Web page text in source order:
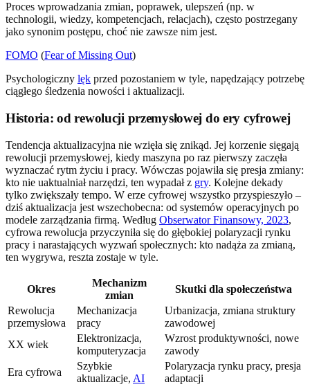
Proces wprowadzania zmian, poprawek, ulepszeń (np. w
technologii, wiedzy, kompetencjach, relacjach), często postrzegany
jako synonim postępu, choć nie zawsze nim jest.
FOMO (Fear of Missing Out)
Psychologiczny lęk przed pozostaniem w tyle, napędzający potrzebę
ciągłego śledzenia nowości i aktualizacji.
Historia: od rewolucji przemysłowej do ery cyfrowej
Tendencja aktualizacyjna nie wzięła się znikąd. Jej korzenie sięgają
rewolucji przemysłowej, kiedy maszyna po raz pierwszy zaczęła
wyznaczać rytm życiu i pracy. Wówczas pojawiła się presja zmiany:
kto nie uaktualniał narzędzi, ten wypadał z gry. Kolejne dekady
tylko zwiększały tempo. W erze cyfrowej wszystko przyspieszyło –
dziś aktualizacja jest wszechobecna: od systemów operacyjnych po
modele zarządzania firmą. Według Obserwator Finansowy, 2023,
cyfrowa rewolucja przyczyniła się do głębokiej polaryzacji rynku
pracy i narastających wyzwań społecznych: kto nadąża za zmianą,
ten wygrywa, reszta zostaje w tyle.
Okres
Mechanizm
zmian
Skutki dla społeczeństwa
Rewolucja
przemysłowa
Mechanizacja
pracy
Urbanizacja, zmiana struktury
zawodowej
XX wiek
Elektronizacja,
komputeryzacja
Wzrost produktywności, nowe
zawody
Era cyfrowa
Szybkie
aktualizacje, AI
Polaryzacja rynku pracy, presja
adaptacji